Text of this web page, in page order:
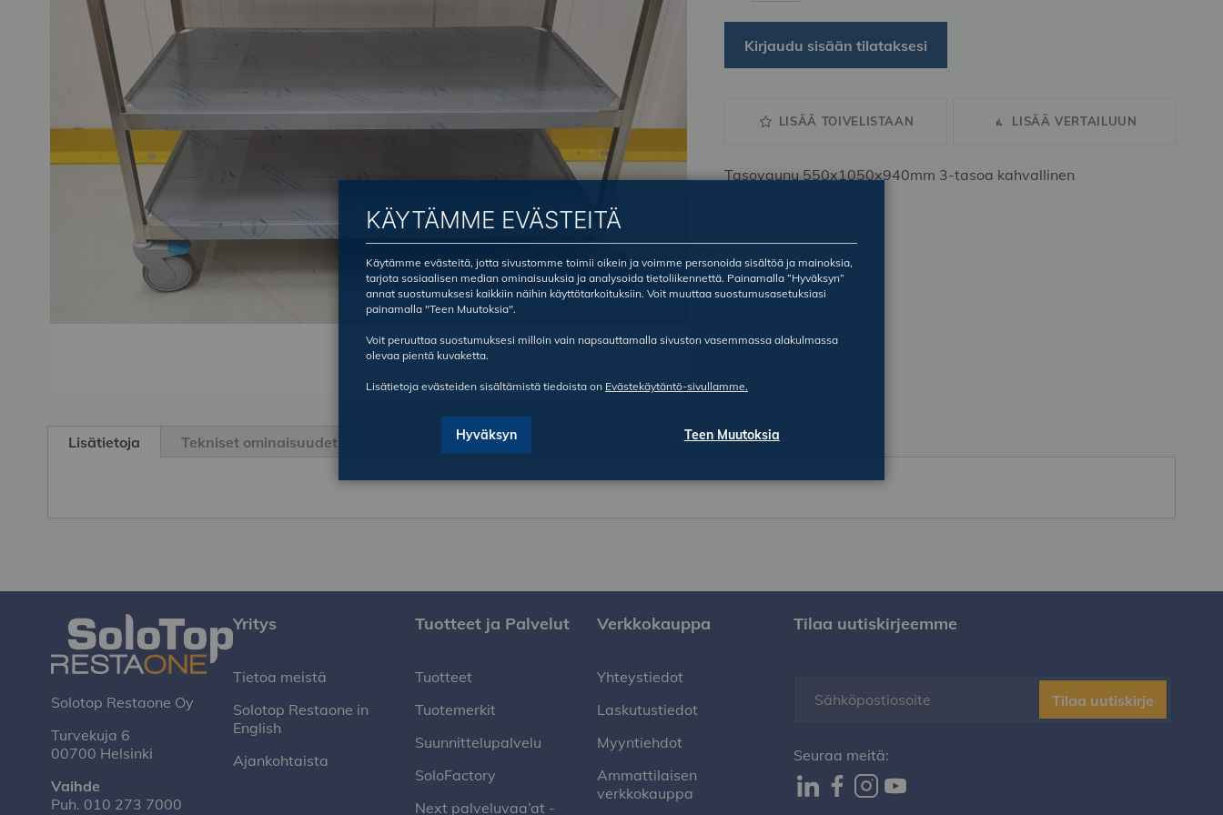
Kirjaudu sisään tilataksesi
LISÄÄ TOIVELISTAAN LISÄÄ VERTAILUUN
Tasovaunu 550x1050x940mm 3-tasoa kahvallinen
to
Lisätietoja Tekniset ominaisuudet
Solotop Restaone Oy
Turvekuja 6
00700 Helsinki
Vaihde
Puh. 010 273 7000
Yritys
Tietoa meistä
Solotop Restaone in
English
Ajankohtaista
Tuotteet ja Palvelut
Tuotteet
Tuotemerkit
Suunnittelupalvelu
SoloFactory
Next palveluvaa’at -
Verkkokauppa
Yhteystiedot
Laskutustiedot
Myyntiehdot
Ammattilaisen
verkkokauppa
Tilaa uutiskirjeemme
Tilaa uutiskirje
Seuraa meitä:
KÄYTÄMME EVÄSTEITÄ
Käytämme evästeitä, jotta sivustomme toimii oikein ja voimme personoida sisältöä ja mainoksia,
tarjota sosiaalisen median ominaisuuksia ja analysoida tietoliikennettä. Painamalla ”Hyväksyn”
annat suostumuksesi kaikkiin näihin käyttötarkoituksiin. Voit muuttaa suostumusasetuksiasi
painamalla "Teen Muutoksia".
Voit peruuttaa suostumuksesi milloin vain napsauttamalla sivuston vasemmassa alakulmassa
olevaa pientä kuvaketta.
Lisätietoja evästeiden sisältämistä tiedoista on Evästekäytäntö-sivullamme.
Hyväksyn Teen Muutoksia